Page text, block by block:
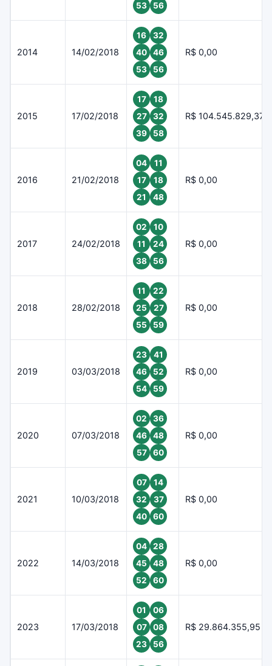
53
56
2014 14/02/2018
16
32
40
46
53
56
R$ 0,00
2015 17/02/2018
17
18
27
32
39
58
R$ 104.545.829,37
2016 21/02/2018
04
11
17
18
21
48
R$ 0,00
2017 24/02/2018
02
10
11
24
38
56
R$ 0,00
2018 28/02/2018
11
22
25
27
55
59
R$ 0,00
2019 03/03/2018
23
41
46
52
54
59
R$ 0,00
2020 07/03/2018
02
36
46
48
57
60
R$ 0,00
2021 10/03/2018
07
14
32
37
40
60
R$ 0,00
2022 14/03/2018
04
28
45
48
52
60
R$ 0,00
2023 17/03/2018
01
06
07
08
23
56
R$ 29.864.355,95